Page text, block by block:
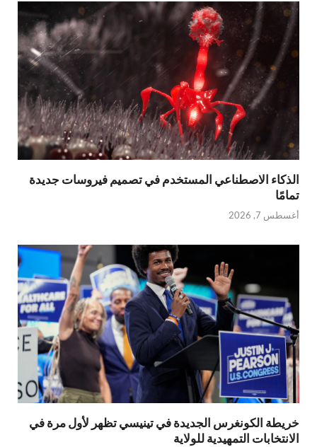
الذكاء الاصطناعي المستخدم في تصميم فيروسات جديدة
تمامًا
أغسطس 7, 2026
خريطة الكونغرس الجديدة في تينيسي تظهر لأول مرة في
الانتخابات التمهيدية للولاية